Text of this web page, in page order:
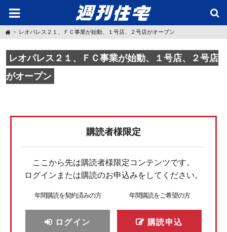
H
o
e
レオパレス２１、ＦＣ事業が始動、１号店、２号店がオープン
レオパレス２１、ＦＣ事業が始動、１号店、２号店
がオープン
購読者様限定
ここから先は購読者様限定コンテンツです。
ログインまたは購読のお申込みをしてください。
年間購読を契約済みの方
ログイン
年間購読をご希望の方
購読申込